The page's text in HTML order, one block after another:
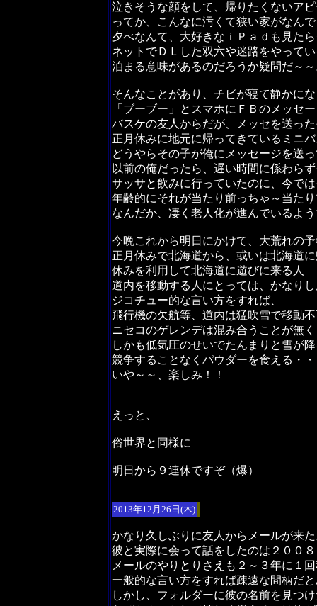
泣きそうな顔をして、帰りたくないア
ってか、こんなに汚くて狭い家がなん
夕べなんて、大好きなｉＰａｄも見た
ネットでＤＬした双六や迷路をやって
泊まる意味があるのだろうか疑問だ～
そんなことがあり、チビが寝て静かに
「ブーブー」とスマホにＦＢのメッセ
バスケの友人からだが、メッセを送っ
正月休みに地元に帰ってきているミニ
どうやらその子が俺にメッセージを送
以前の俺だったら、遅い時間に係わら
サッサと飲みに行っていたのに、今で
年齢的にそれが当たり前っちゃ～当た
なんだか、凄く老人化が進んでいるよ
今晩これから明日にかけて、大荒れの
正月休みで北海道から、或いは北海道
休みを利用して北海道に遊びに来る人
道内を移動する人にとっては、かなり
ジコチュー的な言い方をすれば、
飛行機の欠航等、道内は猛吹雪で移動
ニセコのゲレンデは混み合うことが無く
しかも低気圧のせいでたんまりと雪が
競争することなくパウダーを食える・
いや～～、楽しみ！！
えっと、
俗世界と同様に
明日から９連休ですぞ（爆）
2013年12月26日(木)
かなり久しぶりに友人からメールが来
彼と実際に会って話をしたのは２００
メールのやりとりさえも２～３年に１
一般的な言い方をすれば疎遠な間柄だ
しかし、フォルダーに彼の名前を見つ